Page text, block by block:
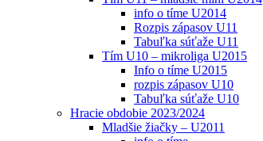
info o tíme U2014
Rozpis zápasov U11
Tabuľka súťaže U11
Tím U10 – mikroliga U2015
Info o tíme U2015
rozpis zápasov U10
Tabuľka súťaže U10
Hracie obdobie 2023/2024
Mladšie žiačky – U2011